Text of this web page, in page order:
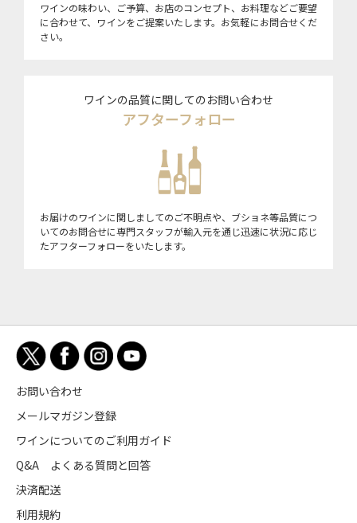
ワインの味わい、ご予算、お店のコンセプト、お料理などご要望
に合わせて、ワインをご提案いたします。お気軽にお問合せくだ
さい。
ワインの品質に関してのお問い合わせ
アフターフォロー
お届けのワインに関しましてのご不明点や、ブショネ等品質につ
いてのお問合せに専門スタッフが輸入元を通じ迅速に状況に応じ
たアフターフォローをいたします。
お問い合わせ
メールマガジン登録
ワインについてのご利用ガイド
Q&A よくある質問と回答
決済配送
利用規約